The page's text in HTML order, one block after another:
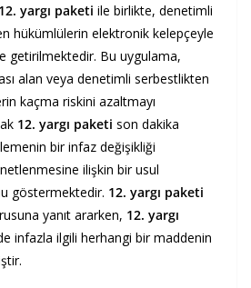
12. yargı paketi ile birlikte, denetimli
hükümlülerin elektronik kelepçeyle
getirilmektedir. Bu uygulama,
alan veya denetimli serbestlikten
kaçma riskini azaltmayı
12. yargı paketi son dakika
bir infaz değişikliği
ilişkin bir usul
göstermektedir. 12. yargı paketi
yanıt ararken, 12. yargı
infazla ilgili herhangi bir maddenin